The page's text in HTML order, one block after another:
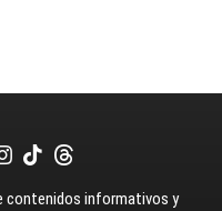
contenidos informativos y